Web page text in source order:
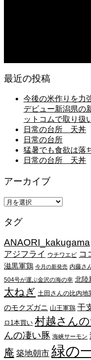
最近の投稿
今後の米作りを力
デビュー新潟県の
ットコムで取り扱
日常の台所 天丼
日常の台所
猛暑でも食欲は落
日常の台所 天丼
アーカイブ
ア
カ
ブ
タグ
ANAORI_kakugama
アジフライ ウチワエビ コ
滋黒軍鶏 今月の新発売 内藤さ
504号が運ぶ金沢の海の幸 北陸
太ねぎ 土田さんの比内地
のモクズガニ 山王軍鶏 干
ロ1本買い 村越さん
んの凄い豚 海峡サーモン
庵 築地朝市 緑の